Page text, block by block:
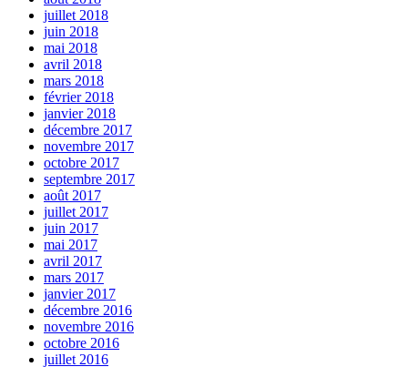
juillet 2018
juin 2018
mai 2018
avril 2018
mars 2018
février 2018
janvier 2018
décembre 2017
novembre 2017
octobre 2017
septembre 2017
août 2017
juillet 2017
juin 2017
mai 2017
avril 2017
mars 2017
janvier 2017
décembre 2016
novembre 2016
octobre 2016
juillet 2016